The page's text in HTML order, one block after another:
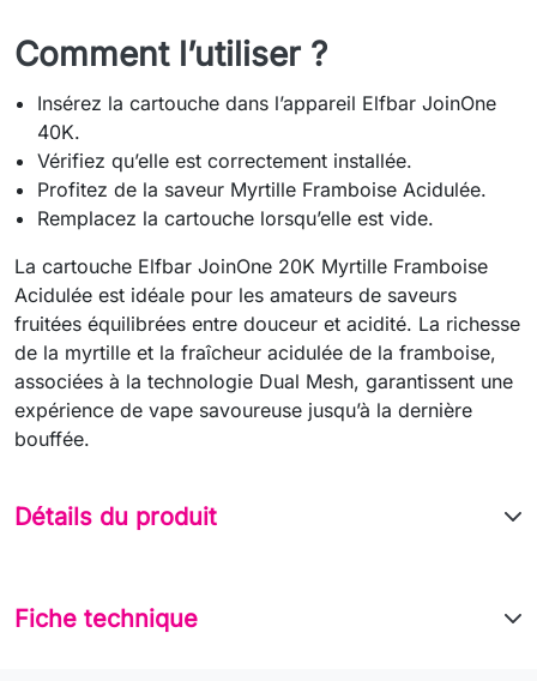
Comment l’utiliser ?
Insérez la cartouche dans l’appareil Elfbar JoinOne
40K.
Vérifiez qu’elle est correctement installée.
Profitez de la saveur Myrtille Framboise Acidulée.
Remplacez la cartouche lorsqu’elle est vide.
La cartouche Elfbar JoinOne 20K Myrtille Framboise
Acidulée est idéale pour les amateurs de saveurs
fruitées équilibrées entre douceur et acidité. La richesse
de la myrtille et la fraîcheur acidulée de la framboise,
associées à la technologie Dual Mesh, garantissent une
expérience de vape savoureuse jusqu’à la dernière
bouffée.
Détails du produit
Fiche technique